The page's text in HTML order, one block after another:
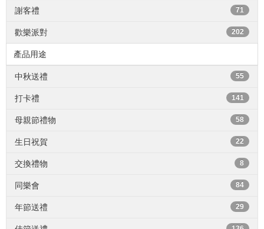
謝客禮 71
歡樂派對 202
產品用途
中秋送禮 55
打卡禮 141
母親節禮物 58
生日祝賀 22
交換禮物 8
同樂會 84
年節送禮 29